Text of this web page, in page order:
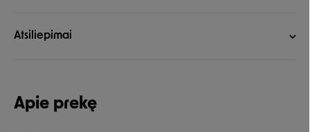
Atsiliepimai
Apie prekę